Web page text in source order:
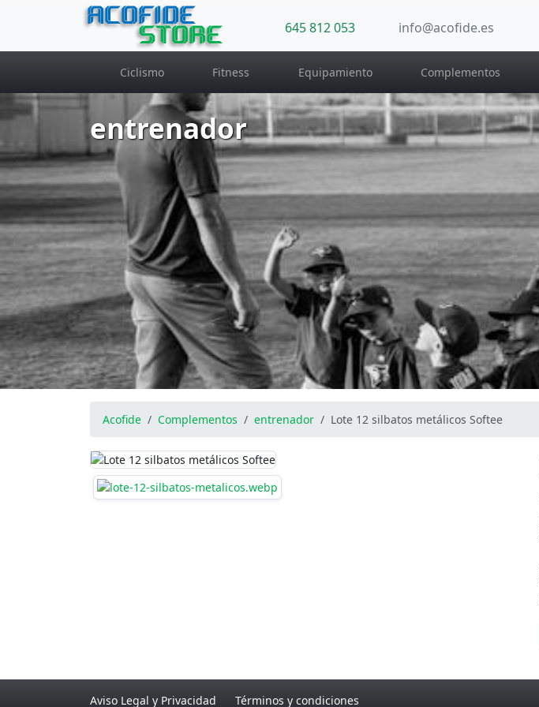
ACOFIDE
STORE
645 812 053 info@acofide.es
Ciclismo Fitness Equipamiento Complementos
entrenador
Acofide Complementos entrenador Lote 12 silbatos metálicos Softee
Aviso Legal y Privacidad Términos y condiciones